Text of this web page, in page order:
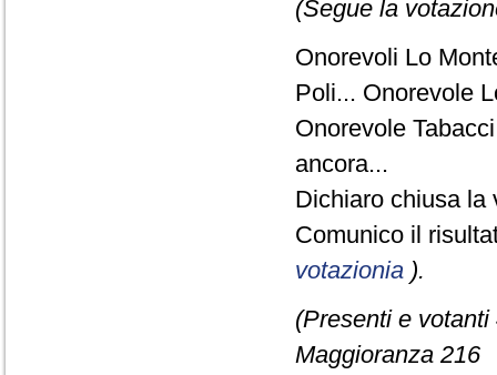
(Segue la
Onorevoli Lo
Poli... Onorevole
Onorevole
ancora...
Dichiaro chiusa la
Comunico il
votazionia ).
(Presenti e votanti
Maggioranza 216